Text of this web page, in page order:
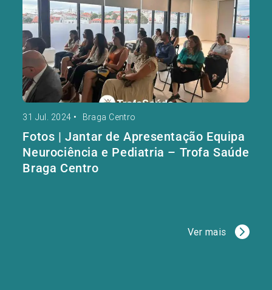
31 Jul. 2024 • Braga Centro
Fotos | Jantar de Apresentação Equipa
Neurociência e Pediatria – Trofa Saúde
Braga Centro
Ver mais